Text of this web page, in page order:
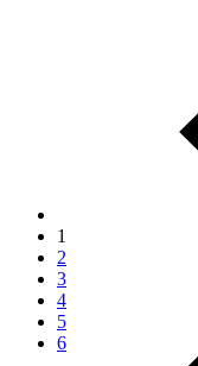
1
2
3
4
5
6